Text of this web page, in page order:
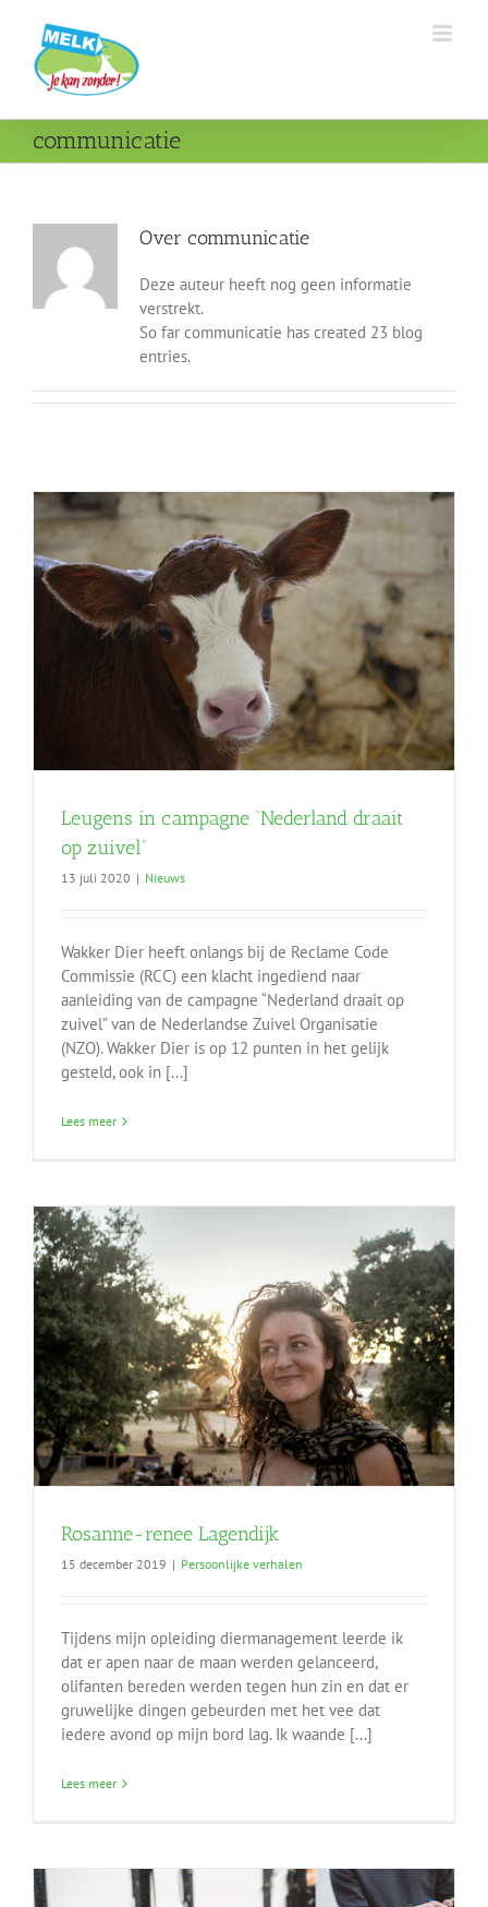
inhoud
communicatie
Over communicatie
Deze auteur heeft nog geen informatie
verstrekt.
So far communicatie has created 23 blog
entries.
Leugens in campagne “Nederland draait
op zuivel”
13 juli 2020 | Nieuws
Wakker Dier heeft onlangs bij de Reclame Code
Commissie (RCC) een klacht ingediend naar
aanleiding van de campagne “Nederland draait op
zuivel” van de Nederlandse Zuivel Organisatie
(NZO). Wakker Dier is op 12 punten in het gelijk
gesteld, ook in [...]
Lees meer
Rosanne-renee Lagendijk
15 december 2019 | Persoonlijke verhalen
Tijdens mijn opleiding diermanagement leerde ik
dat er apen naar de maan werden gelanceerd,
olifanten bereden werden tegen hun zin en dat er
gruwelijke dingen gebeurden met het vee dat
iedere avond op mijn bord lag. Ik waande [...]
Lees meer